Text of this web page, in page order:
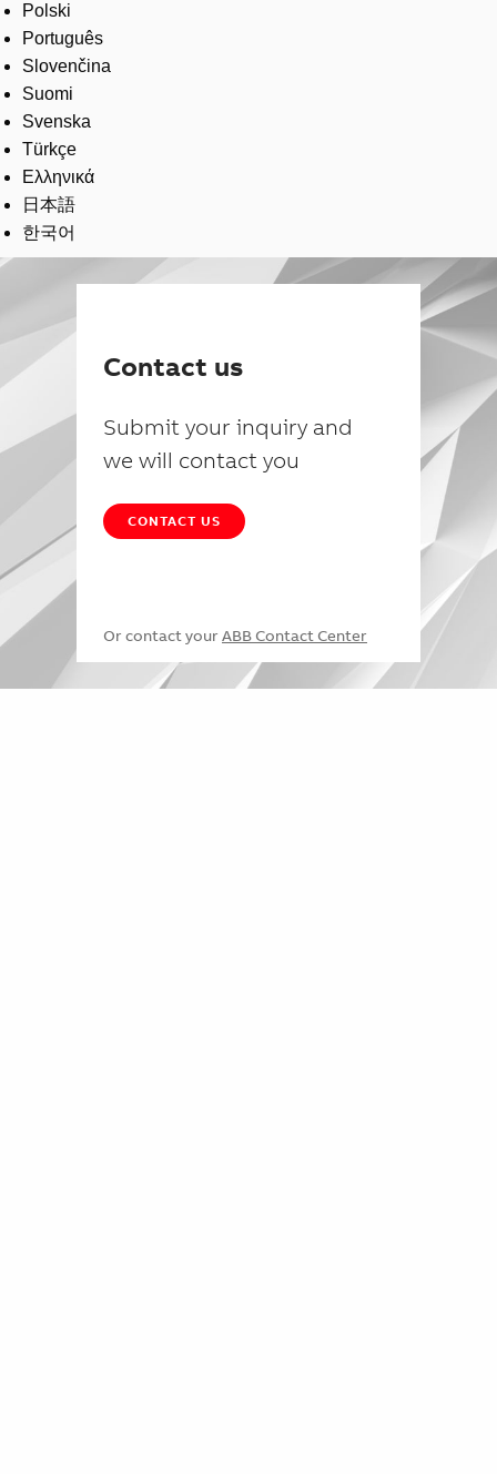
Polski
Português
Slovenčina
Suomi
Svenska
Türkçe
Ελληνικά
日本語
한국어
Contact us
Submit your inquiry and
we will contact you
CONTACT US
Or contact your ABB Contact Center